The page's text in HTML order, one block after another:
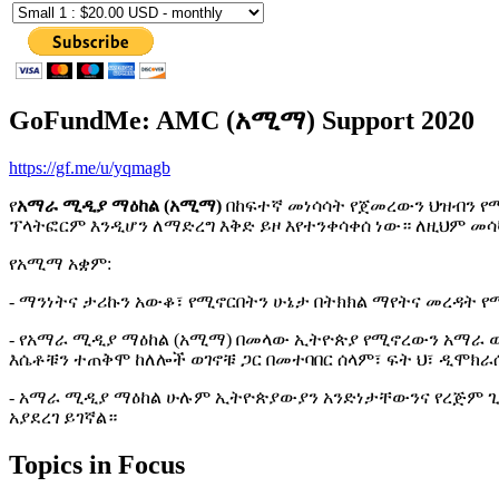
GoFundMe: AMC (አሚማ) Support 2020
https://gf.me/u/yqmagb
የአማራ ሚዲያ ማዕከል (አሚማ) በከፍተኛ መነሳሳት የጀመረውን ህዝብን
ፕላትፎርም እንዲሆን ለማድረግ እቅድ ይዞ እየተንቀሳቀሰ ነው። ለዚህም
የአሚማ አቋም:
- ማንነትና ታሪኩን አውቆ፣ የሚኖርበትን ሁኔታ በትክክል ማየትና መረዳት
- የአማራ ሚዲያ ማዕከል (አሚማ) በመላው ኢትዮጵያ የሚኖረውን አማራ
እሴቶቹን ተጠቅሞ ከለሎች ወገኖቹ ጋር በመተባበር ሰላም፣ ፍት ህ፣
- አማራ ሚዲያ ማዕከል ሁሉም ኢትዮጵያውያን አንድነታቸውንና የረጅም ጊዜ
አያደረገ ይገኛል።
Topics in Focus